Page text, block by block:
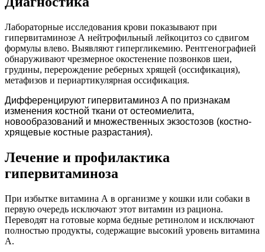
Лабораторные исследования крови показывают при
гипервитаминозе А нейтрофильный лейкоцитоз со сдвигом
формулы влево. Выявляют гипергликемию. Рентгенографией
обнаруживают чрезмерное окостенение позвонков шеи,
грудины, перерождение реберных хрящей (оссификация),
метафизов и периартикулярная оссификация.
Дифференцируют гипервитаминоз А по признакам
изменения костной ткани от остеомиелита,
новообразований и множественных экзостозов (костно-
хрящевые костные разрастания).
Лечение и профилактика
гипервитаминоза
При избытке витамина А в организме у кошки или собаки в
первую очередь исключают этот витамин из рациона.
Переводят на готовые корма бедные ретинолом и исключают
полностью продукты, содержащие высокий уровень витамина
А.